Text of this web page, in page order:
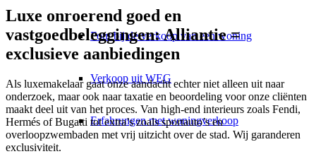
Fout bij de verkoop van een woning
Verkoop uit WEG
Erfahrungen met woningverkoop
Luxe onroerend goed en
vastgoedbeleggingen: Alliantie =
exclusieve aanbiedingen
Als luxemakelaar gaat onze aandacht echter niet alleen uit naar
onderzoek, maar ook naar taxatie en beoordeling voor onze cliënten
maakt deel uit van het proces. Van high-end interieurs zoals Fendi,
Hermés of Bugatti tot extra’s zoals sportauto’s en
overloopzwembaden met vrij uitzicht over de stad. Wij garanderen
exclusiviteit.